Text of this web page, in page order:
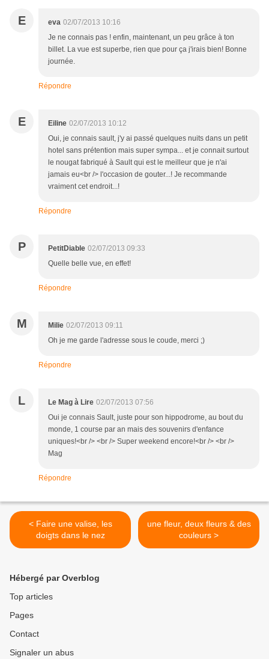
E eva 02/07/2013 10:16
Je ne connais pas ! enfin, maintenant, un peu grâce à ton
billet. La vue est superbe, rien que pour ça j'irais bien! Bonne
journée.
Répondre
E Eiline 02/07/2013 10:12
Oui, je connais sault, j'y ai passé quelques nuits dans un petit
hotel sans prétention mais super sympa... et je connait surtout
le nougat fabriqué à Sault qui est le meilleur que je n'ai
jamais eu<br /> l'occasion de gouter...! Je recommande
vraiment cet endroit...!
Répondre
P PetitDiable 02/07/2013 09:33
Quelle belle vue, en effet!
Répondre
M Milie 02/07/2013 09:11
Oh je me garde l'adresse sous le coude, merci ;)
Répondre
L Le Mag à Lire 02/07/2013 07:56
Oui je connais Sault, juste pour son hippodrome, au bout du
monde, 1 course par an mais des souvenirs d'enfance
uniques!<br /> <br /> Super weekend encore!<br /> <br />
Mag
Répondre
< Faire une valise, les
doigts dans le nez
une fleur, deux fleurs & des
couleurs >
Hébergé par Overblog
Top articles
Pages
Contact
Signaler un abus